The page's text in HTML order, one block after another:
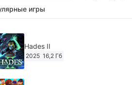
игры
Hades II
2025 16,2 Гб